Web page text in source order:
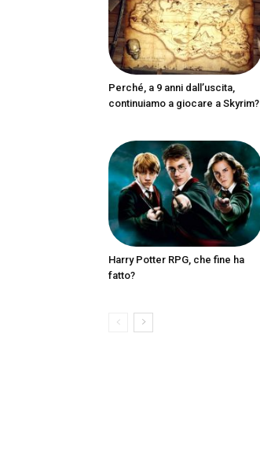
Perché, a 9 anni dall’uscita,
continuiamo a giocare a Skyrim?
Harry Potter RPG, che fine ha
fatto?